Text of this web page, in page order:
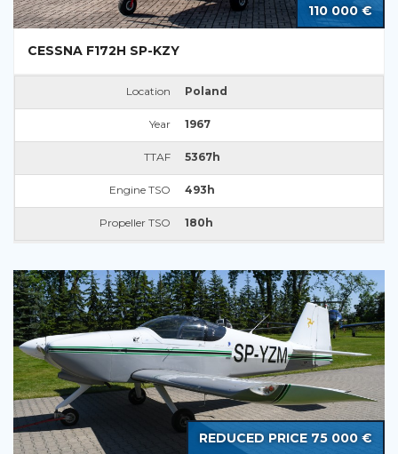
110 000 €
CESSNA F172H SP-KZY
Location Poland
Year 1967
TTAF 5367h
Engine TSO 493h
Propeller TSO 180h
REDUCED PRICE 75 000 €